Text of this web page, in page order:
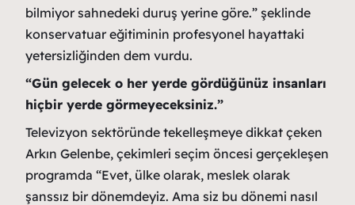
bilmiyor sahnedeki duruş yerine göre.” şeklinde
konservatuar eğitiminin profesyonel hayattaki
yetersizliğinden dem vurdu.
“Gün gelecek o her yerde gördüğünüz insanları
hiçbir yerde görmeyeceksiniz.”
Televizyon sektöründe tekelleşmeye dikkat çeken
Arkın Gelenbe, çekimleri seçim öncesi gerçekleşen
programda “Evet, ülke olarak, meslek olarak
şanssız bir dönemdeyiz. Ama siz bu dönemi nasıl